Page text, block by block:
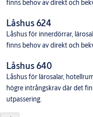
finns behov av direkt och
Låshus 624
Låshus för innerdörrar,
finns behov av direkt och
Låshus 640
Låshus för lärosalar,
högre intrångskrav där det
utpassering.